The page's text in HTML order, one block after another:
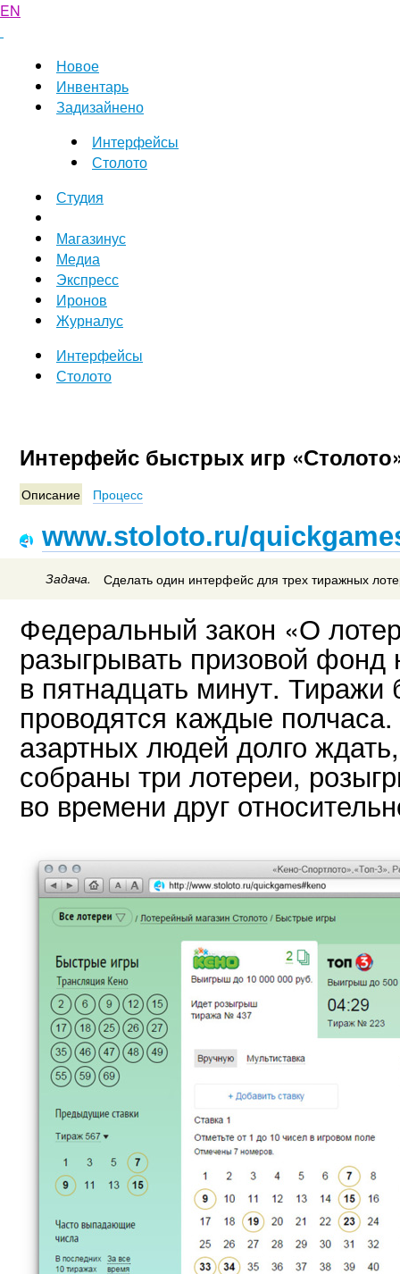
EN
Новое
Инвентарь
Задизайнено
Интерфейсы
Столото
Студия
Магазинус
Медиа
Экспресс
Иронов
Журналус
Интерфейсы
Столото
Интерфейс быстрых игр
Описание Процесс
www.stoloto.ru/
Задача. Сделать один интерфейс для трех тиражных
Федеральный закон «О
разыгрывать призовой фонд
в пятнадцать минут. Тиражи
проводятся каждые
азартных людей долго
собраны три лотереи,
во времени друг